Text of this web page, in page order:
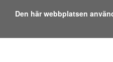
Den här webbplatsen